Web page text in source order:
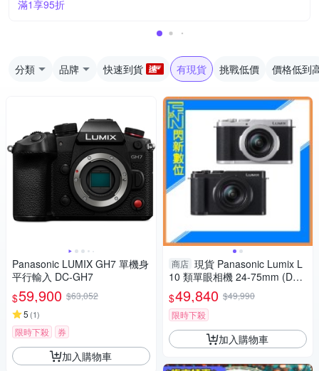
滿1享95折
分類 品牌 快速到貨 有現貨 挑戰低價 價格低到
Panasonic LUMIX GH7 單機身
平行輸入 DC-GH7
$59,900 $63,052
5 (1)
限時下殺 券
加入購物車
商店 現貨 Panasonic Lumix L
10 類單眼相機 24-75mm (DC-
L10,公司貨)
$49,840 $49,990
限時下殺
加入購物車